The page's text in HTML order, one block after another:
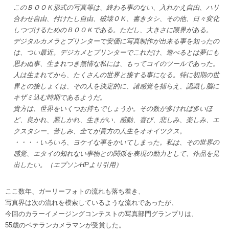
このＢＯＯＫ形式の写真等は、終わる事のない、入れかえ自由、ハリ
合わせ自由、付けたし自由、破壊ＯＫ、書きタシ、その他、日々変化
しつづけるためのＢＯＯＫである。ただし、大きさに限界がある。
デジタルカメラとプリンターで安価に写真制作が出来る事を知ったの
は、つい最近。デジカメとプリンターでこれだけ、遊べるとは夢にも
思わぬ事、生まれつき無情な私には、もってコイのツールであった。
人は生まれてから、たくさんの世界と接する事になる。特に初期の世
界との接しょくは、その人を決定的に、諸感覚を捕らえ、認識し脳に
キザミ込む時期であるようだ。
貴方は、世界をいくつお持ちでしょうか。その数が多ければ多いほ
ど、良かれ、悪しかれ、生きがい、感動、喜び、悲しみ、楽しみ、エ
クスタシー、苦しみ、全てが貴方の人生をオオイツクス。
・・・・いろいろ、ヨケイな事をかいてしまった。私は、その世界の
感覚、エタイの知れない事物との関係を表現の動力として、作品を見
出したい。（エプソンHPより引用）
ここ数年、ガーリーフォトの流れも落ち着き、
写真界は次の流れを模索しているような流れであったが、
今回のカラーイメージングコンテストの写真部門グランプリは、
55歳のベテランカメラマンが受賞した。